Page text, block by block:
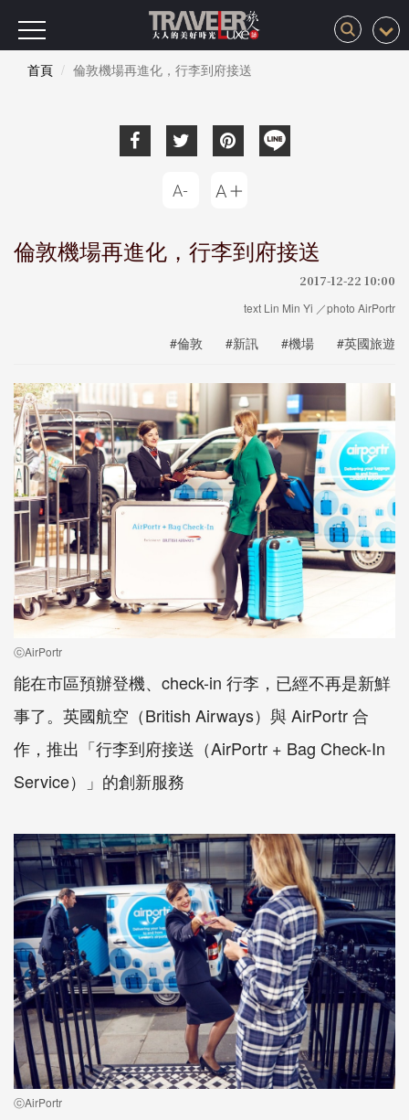
首頁 倫敦機場再進化，行李到府接送
倫敦機場再進化，行李到府接送
2017-12-22 10:00
text Lin Min Yi ／photo AirPortr
#倫敦 #新訊 #機場 #英國旅遊
ⓒAirPortr
能在市區預辦登機、check-in 行李，已經不再是新鮮
事了。英國航空（British Airways）與 AirPortr 合
作，推出「行李到府接送（AirPortr + Bag Check-In
Service）」的創新服務
ⓒAirPortr